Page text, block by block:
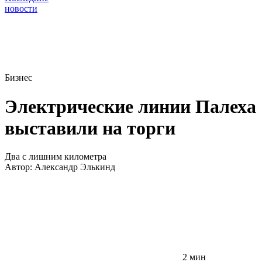
новости
Бизнес
Электрические линии Палеха
выставили на торги
Два с лишним километра
Автор: Александр Элькинд
2 мин